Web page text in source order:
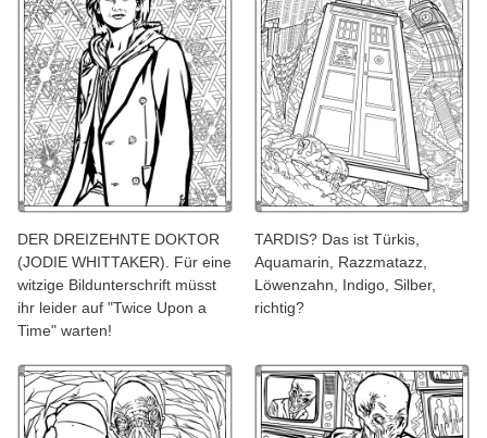
DER DREIZEHNTE DOKTOR
(JODIE WHITTAKER). Für eine
witzige Bildunterschrift müsst
ihr leider auf "Twice Upon a
Time" warten!
TARDIS? Das ist Türkis,
Aquamarin, Razzmatazz,
Löwenzahn, Indigo, Silber,
richtig?